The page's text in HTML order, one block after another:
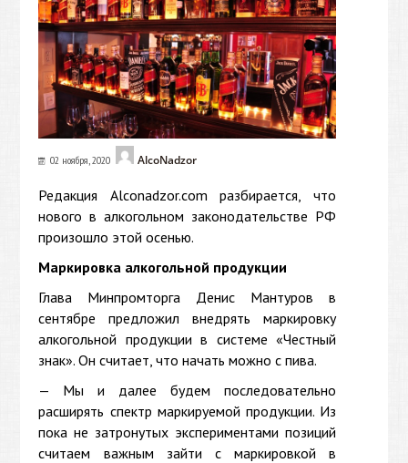
02 ноября, 2020 AlcoNadzor
Редакция Alconadzor.com разбирается, что
нового в алкогольном законодательстве РФ
произошло этой осенью.
Маркировка алкогольной продукции
Глава Минпромторга Денис Мантуров в
сентябре предложил внедрять маркировку
алкогольной продукции в системе «Честный
знак». Он считает, что начать можно с пива.
— Мы и далее будем последовательно
расширять спектр маркируемой продукции. Из
пока не затронутых экспериментами позиций
считаем важным зайти с маркировкой в